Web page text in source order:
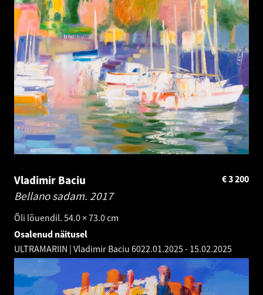
Vladimir Baciu
Bellano sadam. 2017
Õli lõuendil. 54.0 × 73.0 cm
3 200
€
Osalenud näitusel
ULTRAMARIIN | Vladimir Baciu 6022.01.2025- 15.02.2025